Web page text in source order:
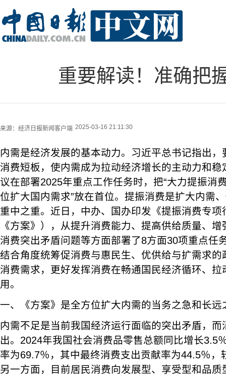
重要解读！准确把
来源： 经济日报新闻客户端 2025-03-16 21:11:30
内需是经济发展的基本动力。习近平总书记指出
消费短板，使内需成为拉动经济增长的主动力和
议在部署2025年重点工作任务时，把“大力提振消
位扩大国内需求”放在首位。提振消费是扩大内需
重中之重。近日，中办、国办印发《提振消费专
《方案》），从提升消费能力、提高供给质量、
消费突出矛盾问题等方面部署了8方面30项重点任
结合角度统筹促消费与惠民生、优供给与扩需求
消费需求，更好发挥消费在畅通国民经济循环、
用。
一、《方案》是全方位扩大内需的当务之急和长远
内需不足是当前我国经济运行面临的突出矛盾，
出。2024年我国社会消费品零售总额同比增长3.5
率为69.7％，其中最终消费支出贡献率为44.5％，
另一方面，目前居民消费向发展型、享受型和品